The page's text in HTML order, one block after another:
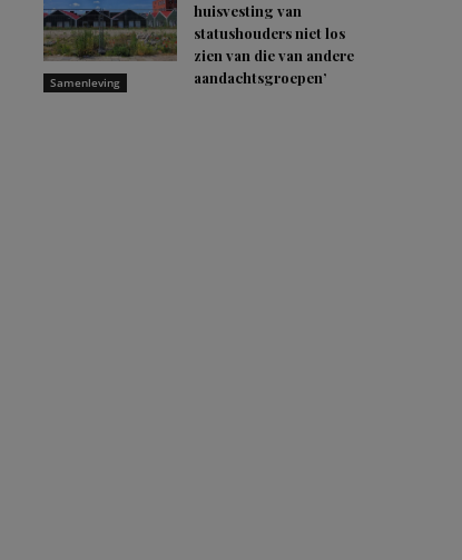
Samenleving
huisvesting van
statushouders niet los
zien van die van andere
aandachtsgroepen’